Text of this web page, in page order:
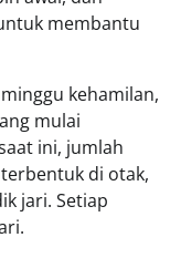
membantu
kehamilan,
mulai
ini, jumlah
di otak,
jari. Setiap